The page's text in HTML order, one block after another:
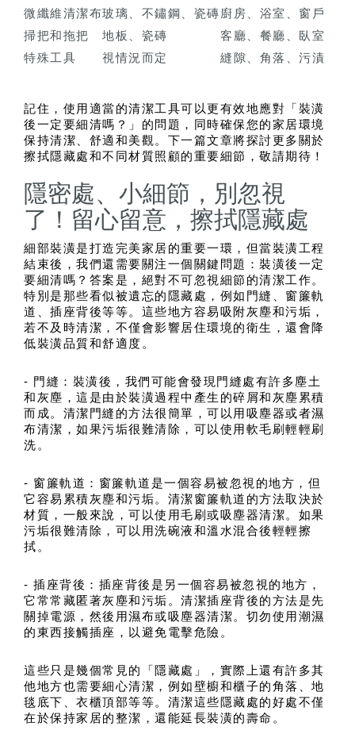
微纖維清潔布玻璃、不鏽鋼、瓷磚廚房、浴室、窗戶
掃把和拖把
地板、瓷磚
客廳、餐廳、臥室
特殊工具
視情況而定 縫隙、角落、污漬
記住，使用適當的清潔工具可以更有效地應對「裝潢
後一定要細清嗎？」的問題，同時確保您的家居環境
保持清潔、舒適和美觀。下一篇文章將探討更多關於
擦拭隱藏處和不同材質照顧的重要細節，敬請期待！
隱密處、小細節，別忽視
了！留心留意，擦拭隱藏處
細部裝潢是打造完美家居的重要一環，但當裝潢工程
結束後，我們還需要關注一個關鍵問題：裝潢後一定
要細清嗎？答案是，絕對不可忽視細節的清潔工作。
特別是那些看似被遺忘的隱藏處，例如門縫、窗簾軌
道、插座背後等等。這些地方容易吸附灰塵和污垢，
若不及時清潔，不僅會影響居住環境的衛生，還會降
低裝潢品質和舒適度。
- 門縫：裝潢後，我們可能會發現門縫處有許多塵土
和灰塵，這是由於裝潢過程中產生的碎屑和灰塵累積
而成。清潔門縫的方法很簡單，可以用吸塵器或者濕
布清潔，如果污垢很難清除，可以使用軟毛刷輕輕刷
洗。
- 窗簾軌道：窗簾軌道是一個容易被忽視的地方，但
它容易累積灰塵和污垢。清潔窗簾軌道的方法取決於
材質，一般來說，可以使用毛刷或吸塵器清潔。如果
污垢很難清除，可以用洗碗液和溫水混合後輕輕擦
拭。
- 插座背後：插座背後是另一個容易被忽視的地方，
它常常藏匿著灰塵和污垢。清潔插座背後的方法是先
關掉電源，然後用濕布或吸塵器清潔。切勿使用潮濕
的東西接觸插座，以避免電擊危險。
這些只是幾個常見的「隱藏處」，實際上還有許多其
他地方也需要細心清潔，例如壁櫥和櫃子的角落、地
毯底下、衣櫃頂部等等。清潔這些隱藏處的好處不僅
在於保持家居的整潔，還能延長裝潢的壽命。